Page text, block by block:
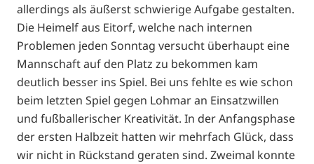
allerdings als äußerst schwierige Aufgabe gestalten.
Die Heimelf aus Eitorf, welche nach internen
Problemen jeden Sonntag versucht überhaupt eine
Mannschaft auf den Platz zu bekommen kam
deutlich besser ins Spiel. Bei uns fehlte es wie schon
beim letzten Spiel gegen Lohmar an Einsatzwillen
und fußballerischer Kreativität. In der Anfangsphase
der ersten Halbzeit hatten wir mehrfach Glück, dass
wir nicht in Rückstand geraten sind. Zweimal konnte